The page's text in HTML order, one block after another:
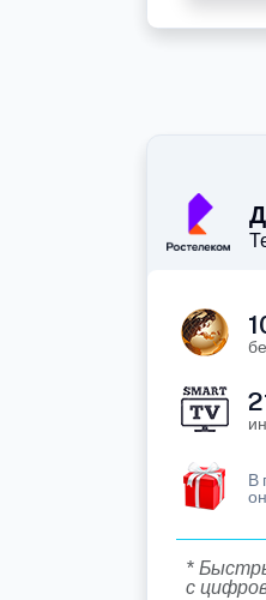
В
*
с